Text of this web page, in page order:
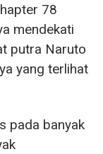
78
mendekati
putra Naruto
yang terlihat
pada banyak